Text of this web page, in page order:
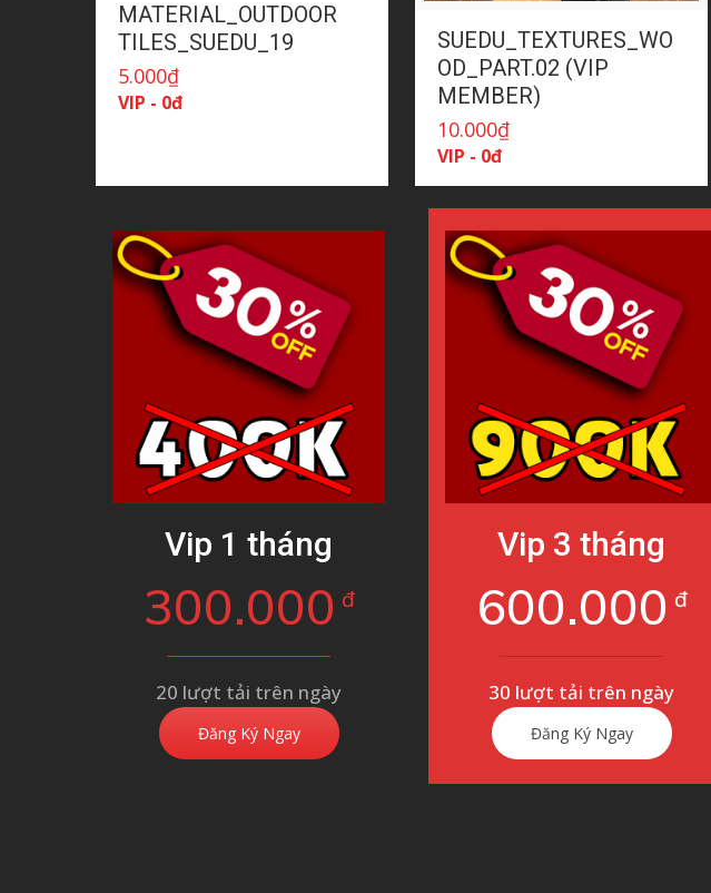
MATERIAL_OUTDOOR
TILES_SUEDU_19
5.000₫
VIP - 0đ
SUEDU_TEXTURES_WO
OD_PART.02 (VIP
MEMBER)
10.000₫
VIP - 0đ
Vip 1 tháng
300.000 đ
20 lượt tải trên ngày
Đăng Ký Ngay
Vip 3 tháng
600.000 đ
30 lượt tải trên ngày
Đăng Ký Ngay